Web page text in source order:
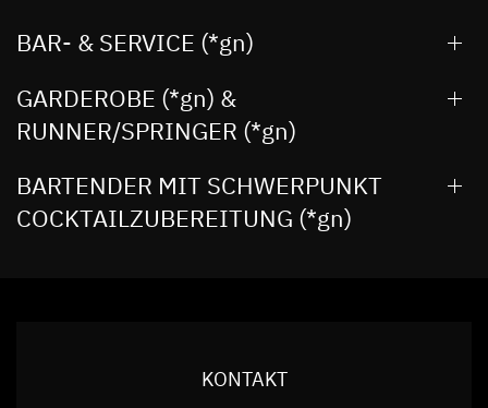
BAR- & SERVICE (*gn)
GARDEROBE (*gn) &
RUNNER/SPRINGER (*gn)
BARTENDER MIT SCHWERPUNKT
COCKTAILZUBEREITUNG (*gn)
KONTAKT